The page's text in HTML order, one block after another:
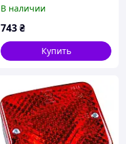
Fogpoint (27-6610-017)
100241
В наличии
743₴
Купить